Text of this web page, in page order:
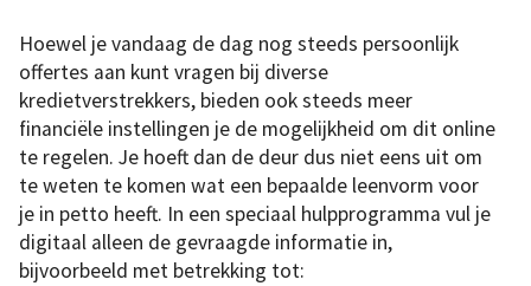
Hoewel je vandaag de dag nog steeds persoonlijk
offertes aan kunt vragen bij diverse
kredietverstrekkers, bieden ook steeds meer
financiële instellingen je de mogelijkheid om dit online
te regelen. Je hoeft dan de deur dus niet eens uit om
te weten te komen wat een bepaalde leenvorm voor
je in petto heeft. In een speciaal hulpprogramma vul je
digitaal alleen de gevraagde informatie in,
bijvoorbeeld met betrekking tot: